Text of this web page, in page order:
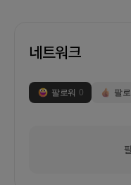
네트워크
팔로워 0 팔